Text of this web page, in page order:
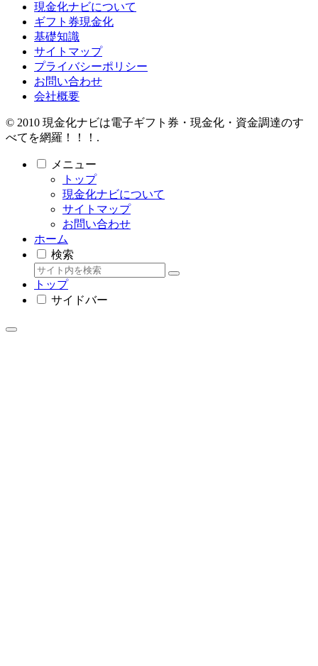
現金化ナビについて
ギフト券現金化
基礎知識
サイトマップ
プライバシーポリシー
お問い合わせ
会社概要
© 2010 現金化ナビは電子ギフト券・現金化・資金調達のす
べてを網羅！！！.
メニュー
トップ
現金化ナビについて
サイトマップ
お問い合わせ
ホーム
検索
トップ
サイドバー